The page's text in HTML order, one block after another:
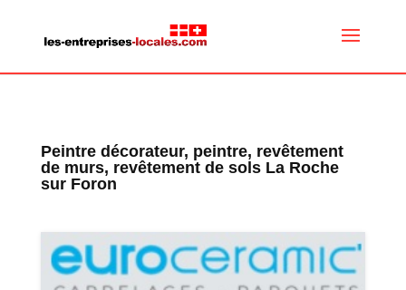
Peintre décorateur, peintre, revêtement
de murs, revêtement de sols La Roche
sur Foron